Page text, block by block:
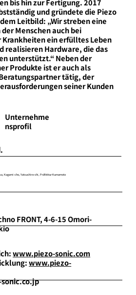
bis hin zur Fertigung. 2017
und gründete die Piezo
Leitbild: „Wir streben eine
Menschen auch bei
ein erfülltes Leben
realisieren Hardware, die das
unterstützt.“ Neben der
Produkte ist er auch als
tätig, der
seiner Kunden
Unternehme
nsprofil
Kagami-cho, Yatsushiro-shi, Präfektur Kumamoto
www.piezo-sonic.com
www.piezo-
FRONT, 4-6-15 Omori-